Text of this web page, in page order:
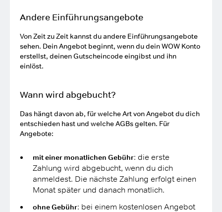
Andere Einführungsangebote
Von Zeit zu Zeit kannst du andere Einführungsangebote
sehen. Dein Angebot beginnt, wenn du dein WOW Konto
erstellst, deinen Gutscheincode eingibst und ihn
einlöst.
Wann wird abgebucht?
Das hängt davon ab, für welche Art von Angebot du dich
entschieden hast und welche AGBs gelten. Für
Angebote:
mit einer monatlichen Gebühr: die erste
Zahlung wird abgebucht, wenn du dich
anmeldest. Die nächste Zahlung erfolgt einen
Monat später und danach monatlich.
ohne Gebühr: bei einem kostenlosen Angebot